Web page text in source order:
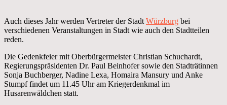
Auch dieses Jahr werden Vertreter der Stadt Würzburg bei
verschiedenen Veranstaltungen in Stadt wie auch den Stadtteilen
reden.
Die Gedenkfeier mit Oberbürgermeister Christian Schuchardt,
Regierungspräsidenten Dr. Paul Beinhofer sowie den Stadträtinnen
Sonja Buchberger, Nadine Lexa, Homaira Mansury und Anke
Stumpf findet um 11.45 Uhr am Kriegerdenkmal im
Husarenwäldchen statt.